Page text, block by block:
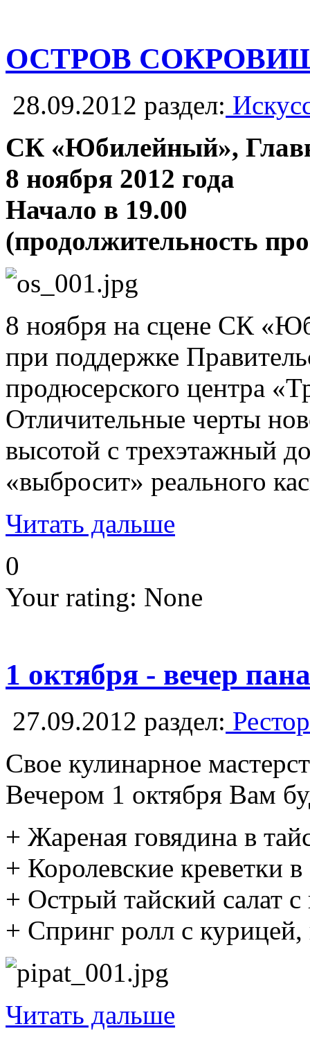
ОСТРОВ СОКРОВИЩ.
28.09.2012 раздел:
СК «Юбилейный»,
8 ноября 2012 года
Начало в 19.00
(продолжительность
8 ноября на сцене СК
при поддержке
продюсерского центра
Отличительные черты
высотой с трехэтажный
«выбросит» реального
Читать дальше
0
Your rating: None
1 октября - вечер
27.09.2012 раздел:
Свое кулинарное
Вечером 1 октября Вам
+ Жареная говядина в
+ Королевские креветки
+ Острый тайский салат с
+ Спринг ролл с
Читать дальше